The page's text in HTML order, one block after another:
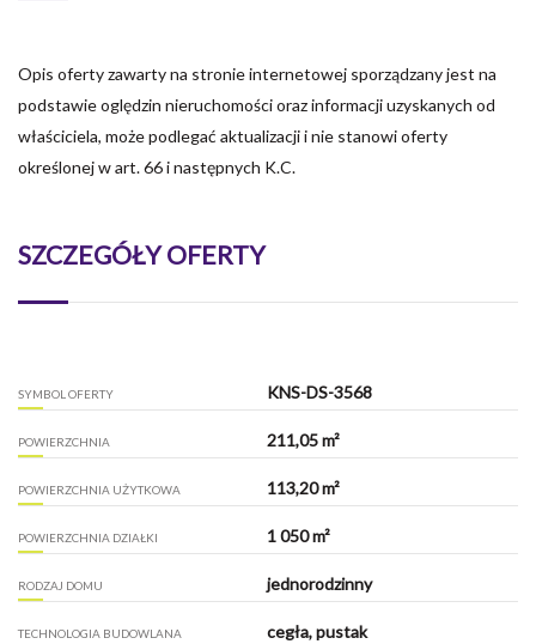
Opis oferty zawarty na stronie internetowej sporządzany jest na
podstawie oględzin nieruchomości oraz informacji uzyskanych od
właściciela, może podlegać aktualizacji i nie stanowi oferty
określonej w art. 66 i następnych K.C.
SZCZEGÓŁY OFERTY
SYMBOL OFERTY KNS-DS-3568
POWIERZCHNIA 211,05 m²
POWIERZCHNIA UŻYTKOWA 113,20 m²
POWIERZCHNIA DZIAŁKI 1 050 m²
RODZAJ DOMU jednorodzinny
TECHNOLOGIA BUDOWLANA cegła, pustak